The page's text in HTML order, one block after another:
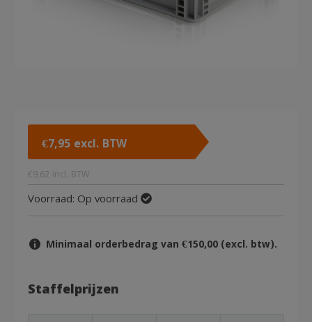
€7,95 excl. BTW
€ 9,62 incl. BTW
Voorraad: Op voorraad
Minimaal orderbedrag van €150,00 (excl. btw).
Staffelprijzen